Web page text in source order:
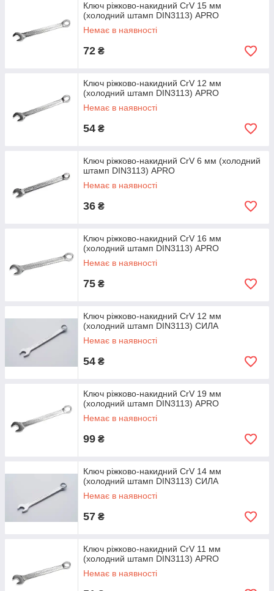
Ключ ріжково-накидний CrV 15 мм
(холодний штамп DIN3113) APRO
Немає в наявності
72 ₴
Ключ ріжково-накидний CrV 12 мм
(холодний штамп DIN3113) APRO
Немає в наявності
54 ₴
Ключ ріжково-накидний CrV 6 мм (холодний
штамп DIN3113) APRO
Немає в наявності
36 ₴
Ключ ріжково-накидний CrV 16 мм
(холодний штамп DIN3113) APRO
Немає в наявності
75 ₴
Ключ ріжково-накидний CrV 12 мм
(холодний штамп DIN3113) СИЛА
Немає в наявності
54 ₴
Ключ ріжково-накидний CrV 19 мм
(холодний штамп DIN3113) APRO
Немає в наявності
99 ₴
Ключ ріжково-накидний CrV 14 мм
(холодний штамп DIN3113) СИЛА
Немає в наявності
57 ₴
Ключ ріжково-накидний CrV 11 мм
(холодний штамп DIN3113) APRO
Немає в наявності